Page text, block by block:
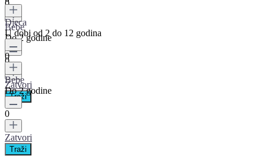
0
Bebe
Do 2 godine
0
Zatvori
Djeca
U dobi od 2 do 12 godina
0
Bebe
Do 2 godine
0
Zatvori